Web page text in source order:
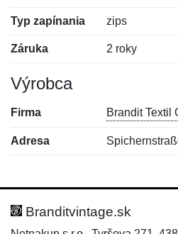
Typ zapínania zips
Záruka 2 roky
Výrobca
Firma Brandit Textil
Adresa
Hodnotenie:
Meno:
Branditvintage.sk